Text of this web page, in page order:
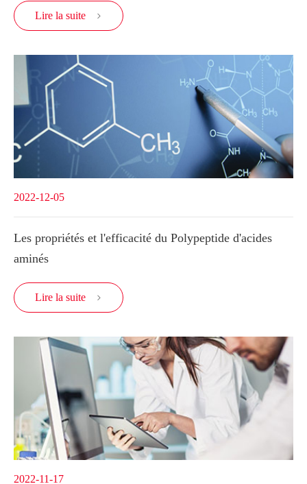
Lire la suite 
2022-12-05
Les propriétés et l'efficacité du Polypeptide d'acides
aminés
Lire la suite 
2022-11-17